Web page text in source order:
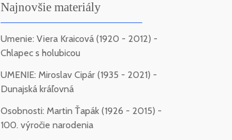
Najnovšie materiály
Umenie: Viera Kraicová (1920 - 2012) -
Chlapec s holubicou
UMENIE: Miroslav Cipár (1935 - 2021) -
Dunajská kráľovná
Osobnosti: Martin Ťapák (1926 - 2015) -
100. výročie narodenia